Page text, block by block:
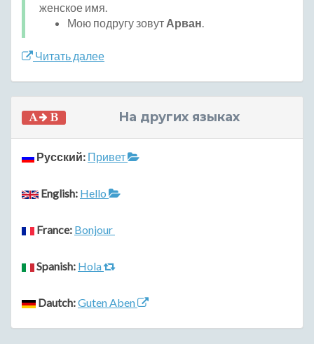
женское имя.
Мою подругу зовут Арван.
Читать далее
На других языках
Русский: Привет
English: Hello
France: Bonjour
Spanish: Hola
Dautch:Guten Aben